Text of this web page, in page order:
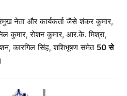
नेता और कार्यकर्ता जैसे शंकर कुमार,
कुमार, रोशन कुमार, आर.के. मिश्रा,
कारगिल सिंह, शशिभूषण समेत 50 से